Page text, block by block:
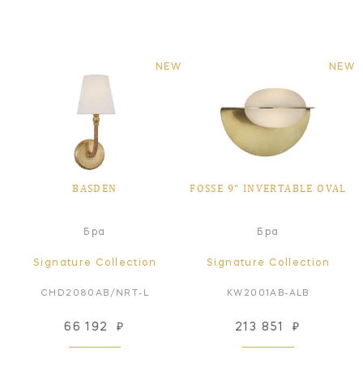
NEW
BASDEN
Бра
Signature Collection
CHD2080AB/NRT-L
66 192 ₽
NEW
FOSSE 9" INVERTABLE OVAL
Бра
Signature Collection
KW2001AB-ALB
213 851 ₽